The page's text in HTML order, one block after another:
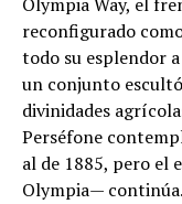
reconfigurado
todo su esplendor
un conjunto
divinidades
Perséfone
al de 1885, pero el
Olympia— continúa.